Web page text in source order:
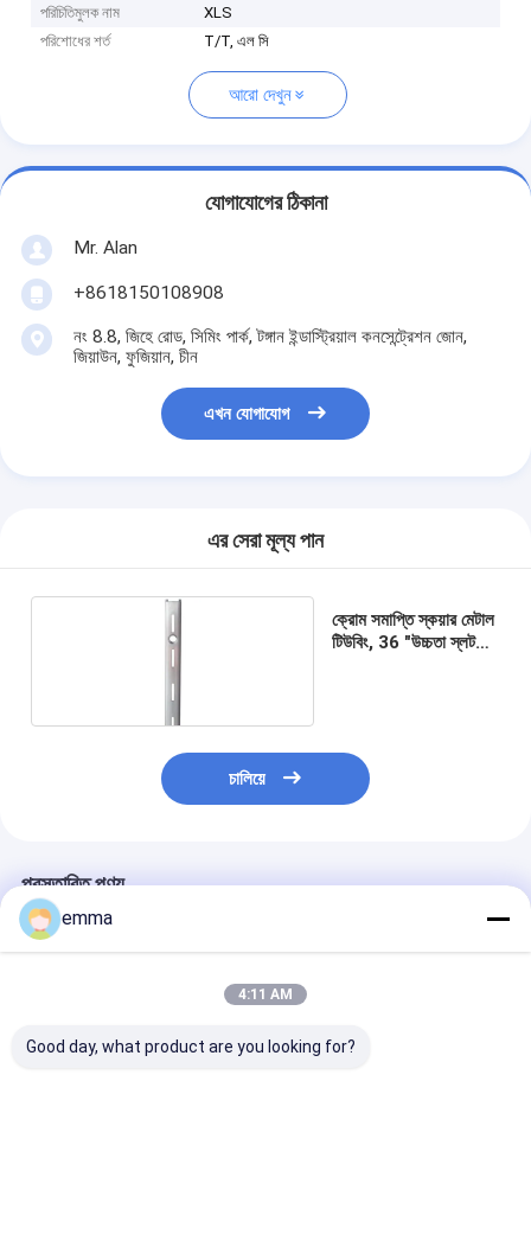
পরিচিতিমুলক নাম
XLS
পরিশোধের শর্ত
T/T, এল সি
আরো দেখুন
যোগাযোগের ঠিকানা
Mr. Alan
+8618150108908
নং 8.8, জিহে রোড, সিমিং পার্ক, টঙ্গান ইন্ডাস্ট্রিয়াল কনসেন্ট্রেশন জোন,
জিয়াউন, ফুজিয়ান, চীন
এখন যোগাযোগ
এর সেরা মূল্য পান
ক্রোম সমাপ্তি স্কয়ার মেটাল
টিউবিং, 36 "উচ্চতা স্লট
চালিয়ে
প্রস্তাবিত পণ্য
emma
4:11 AM
Good day, what product are you looking for?